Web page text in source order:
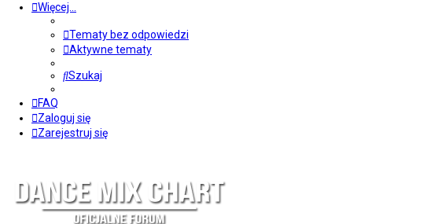
Więcej…
Tematy bez odpowiedzi
Aktywne tematy
Szukaj
FAQ
Zaloguj się
Zarejestruj się